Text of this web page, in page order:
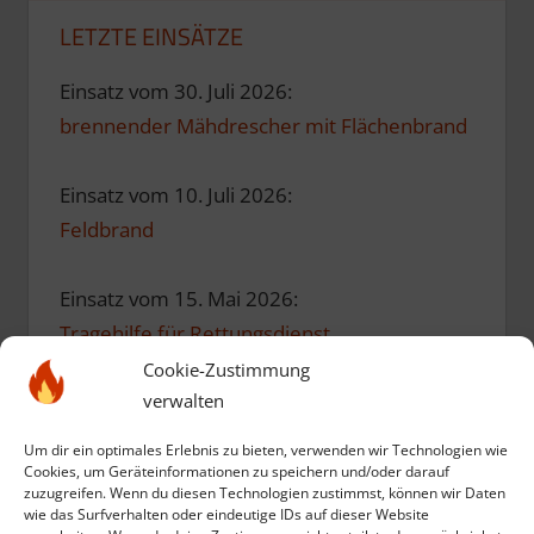
Cookie-Zustimmung
verwalten
Um dir ein optimales Erlebnis zu bieten, verwenden wir Technologien wie
Cookies, um Geräteinformationen zu speichern und/oder darauf
zuzugreifen. Wenn du diesen Technologien zustimmst, können wir Daten
wie das Surfverhalten oder eindeutige IDs auf dieser Website
LETZTE EINSÄTZE
Einsatz vom 30. Juli 2026:
brennender Mähdrescher mit Flächenbrand
Einsatz vom 10. Juli 2026:
Feldbrand
Einsatz vom 15. Mai 2026:
Tragehilfe für Rettungsdienst
Einsatz vom 10. Mai 2026:
Einsatz vom 12. März 2026: